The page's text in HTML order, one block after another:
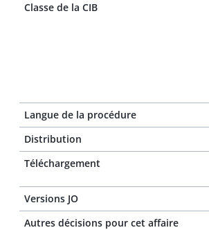
Classe de la CIB
Langue de la procédure
Distribution
Téléchargement
Versions JO
Autres décisions pour cet affaire